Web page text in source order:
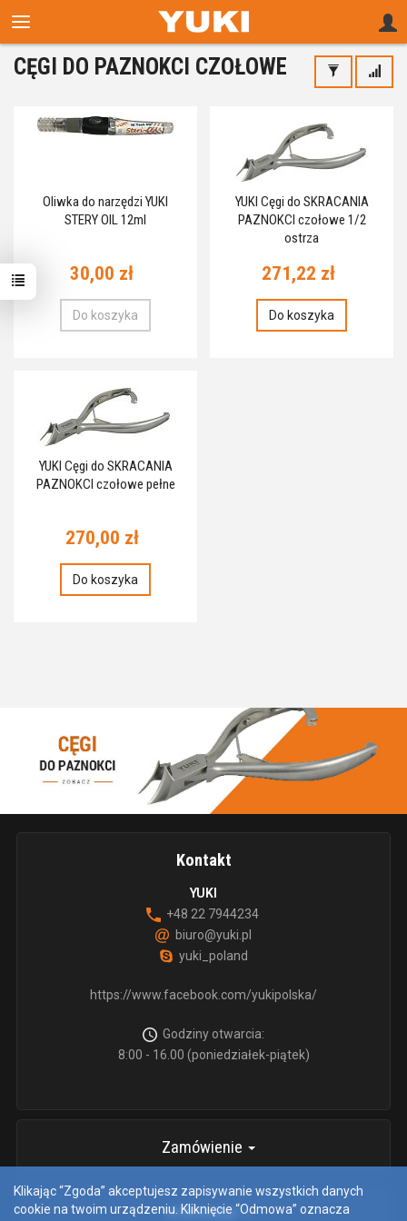
CĘGI DO PAZNOKCI CZOŁOWE
Oliwka do narzędzi YUKI
STERY OIL 12ml
30,00 zł
Do koszyka
YUKI Cęgi do SKRACANIA
PAZNOKCI czołowe 1/2
ostrza
271,22 zł
Do koszyka
YUKI Cęgi do SKRACANIA
PAZNOKCI czołowe pełne
270,00 zł
Do koszyka
Kontakt
YUKI
+48 22 7944234
biuro@yuki.pl
yuki_poland
https://www.facebook.com/yukipolska/
Godziny otwarcia:
8:00 - 16.00 (poniedziałek-piątek)
Zamówienie
informacje
Klikając “Zgoda” akceptujesz zapisywanie wszystkich danych
cookie na twoim urządzeniu. Kliknięcie “Odmowa” oznacza